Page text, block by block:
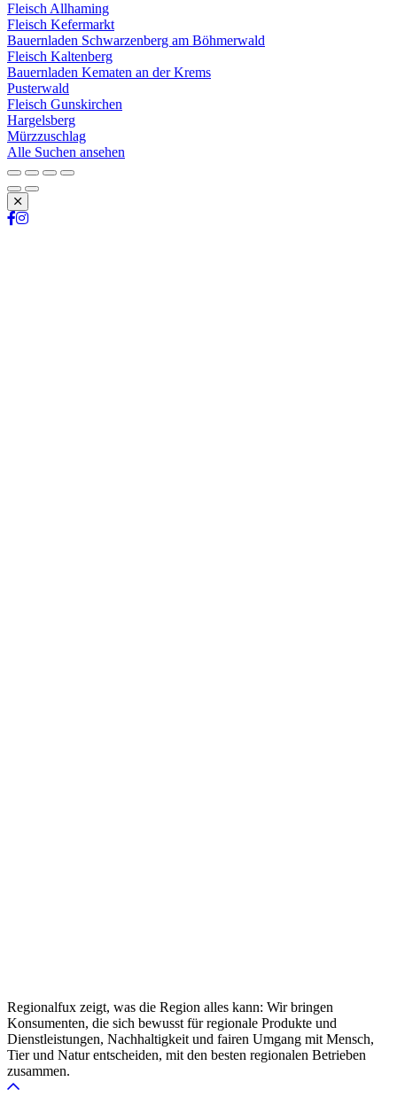
Fleisch Allhaming
Fleisch Kefermarkt
Bauernladen Schwarzenberg am Böhmerwald
Fleisch Kaltenberg
Bauernladen Kematen an der Krems
Pusterwald
Fleisch Gunskirchen
Hargelsberg
Mürzzuschlag
Alle Suchen ansehen
Schließen
Regionalfux zeigt, was die Region alles kann: Wir bringen
Konsumenten, die sich bewusst für regionale Produkte und
Dienstleistungen, Nachhaltigkeit und fairen Umgang mit Mensch,
Tier und Natur entscheiden, mit den besten regionalen Betrieben
zusammen.